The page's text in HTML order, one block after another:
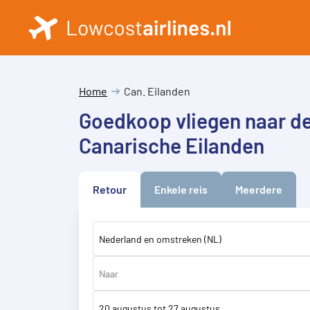
Home Can. Eilanden
Goedkoop vliegen naar
Canarische Eilanden
Retour Enkele reis Meerdere